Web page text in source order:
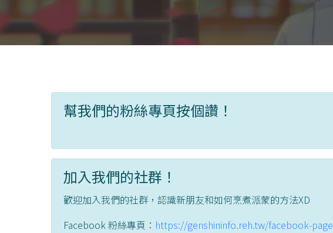
幫我們的粉絲專頁按個讚！
加入我們的社群！
歡迎加入我們的社群，認識新朋友和如何烹煮派蒙的方法XD
Facebook 粉絲專頁： https://genshininfo.reh.tw/facebook-page